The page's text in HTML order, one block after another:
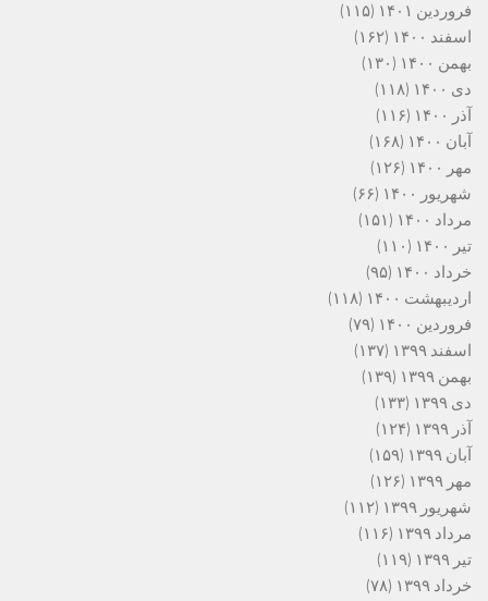
فروردین ۱۴۰۱
(۱۱۵)
اسفند ۱۴۰۰
(۱۶۲)
بهمن ۱۴۰۰
(۱۳۰)
دی ۱۴۰۰
(۱۱۸)
آذر ۱۴۰۰
(۱۱۶)
آبان ۱۴۰۰
(۱۶۸)
مهر ۱۴۰۰
(۱۲۶)
شهریور ۱۴۰۰
(۶۶)
مرداد ۱۴۰۰
(۱۵۱)
تیر ۱۴۰۰
(۱۱۰)
خرداد ۱۴۰۰
(۹۵)
اردیبهشت ۱۴۰۰
(۱۱۸)
فروردین ۱۴۰۰
(۷۹)
اسفند ۱۳۹۹
(۱۳۷)
بهمن ۱۳۹۹
(۱۳۹)
دی ۱۳۹۹
(۱۳۳)
آذر ۱۳۹۹
(۱۲۴)
آبان ۱۳۹۹
(۱۵۹)
مهر ۱۳۹۹
(۱۲۶)
شهریور ۱۳۹۹
(۱۱۲)
مرداد ۱۳۹۹
(۱۱۶)
تیر ۱۳۹۹
(۱۱۹)
خرداد ۱۳۹۹
(۷۸)